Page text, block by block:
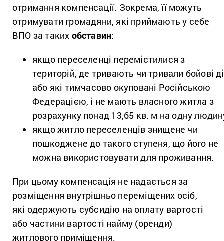
отримання компенсації. Зокрема, її можуть
отримувати громадяни, які приймають у себе
ВПО за таких обставин:
якщо переселенці перемістилися з
територій, де тривають чи тривали бойові
або які тимчасово окуповані Російською
Федерацією, і не мають власного житла з
розрахунку понад 13,65 кв. м на одну
якщо житло переселенців знищене чи
пошкоджене до такого ступеня, що його не
можна використовувати для проживання.
При цьому компенсація не надається за
розміщення внутрішньо переміщених осіб,
які одержують субсидію на оплату вартості
або частини вартості найму (оренди)
житлового приміщення.